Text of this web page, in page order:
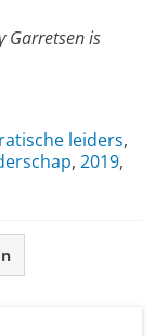
Garretsen is
leiders,
, 2019,